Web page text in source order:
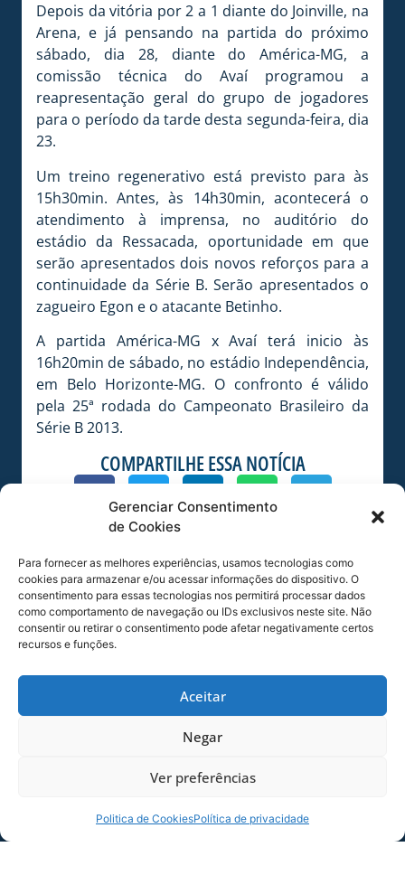
Gerenciar Consentimento
de Cookies
Para fornecer as melhores experiências, usamos tecnologias como
cookies para armazenar e/ou acessar informações do dispositivo. O
consentimento para essas tecnologias nos permitirá processar dados
como comportamento de navegação ou IDs exclusivos neste site. Não
consentir ou retirar o consentimento pode afetar negativamente certos
recursos e funções.
Aceitar
Negar
Ver preferências
Politica de CookiesPolítica de privacidade
Depois da vitória por 2 a 1 diante do Joinville, na
Arena, e já pensando na partida do próximo
sábado, dia 28, diante do América-MG, a
comissão técnica do Avaí programou a
reapresentação geral do grupo de jogadores
para o período da tarde desta segunda-feira, dia
23.
Um treino regenerativo está previsto para às
15h30min. Antes, às 14h30min, acontecerá o
atendimento à imprensa, no auditório do
estádio da Ressacada, oportunidade em que
serão apresentados dois novos reforços para a
continuidade da Série B. Serão apresentados o
zagueiro Egon e o atacante Betinho.
A partida América-MG x Avaí terá inicio às
16h20min de sábado, no estádio Independência,
em Belo Horizonte-MG. O confronto é válido
pela 25ª rodada do Campeonato Brasileiro da
Série B 2013.
COMPARTILHE ESSA NOTÍCIA
MAIS NOTÍCIAS
SERVIÇO DE JOGO: AVAÍ X CRB-AL, PELA
21ª RODADA DA SÉRIE B
é dia de Avaí na Ressacada pela Série B!